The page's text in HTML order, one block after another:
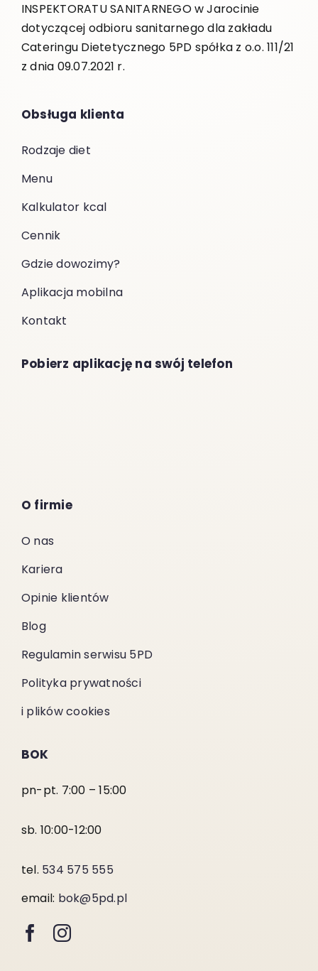
INSPEKTORATU SANITARNEGO w Jarocinie
dotyczącej odbioru sanitarnego dla zakładu
Cateringu Dietetycznego 5PD spółka z o.o. 111/21
z dnia 09.07.2021 r.
Obsługa klienta
Rodzaje diet
Menu
Kalkulator kcal
Cennik
Gdzie dowozimy?
Aplikacja mobilna
Kontakt
Pobierz aplikację na swój telefon
O firmie
O nas
Kariera
Opinie klientów
Blog
Regulamin serwisu 5PD
Polityka prywatności
i plików cookies
BOK
pn-pt. 7:00 – 15:00
sb. 10:00-12:00
tel. 534 575 555
email: bok@5pd.pl